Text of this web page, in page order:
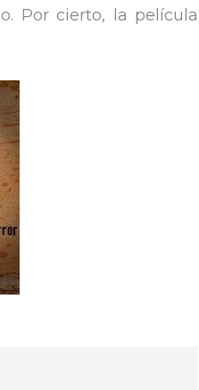
Por cierto, la película